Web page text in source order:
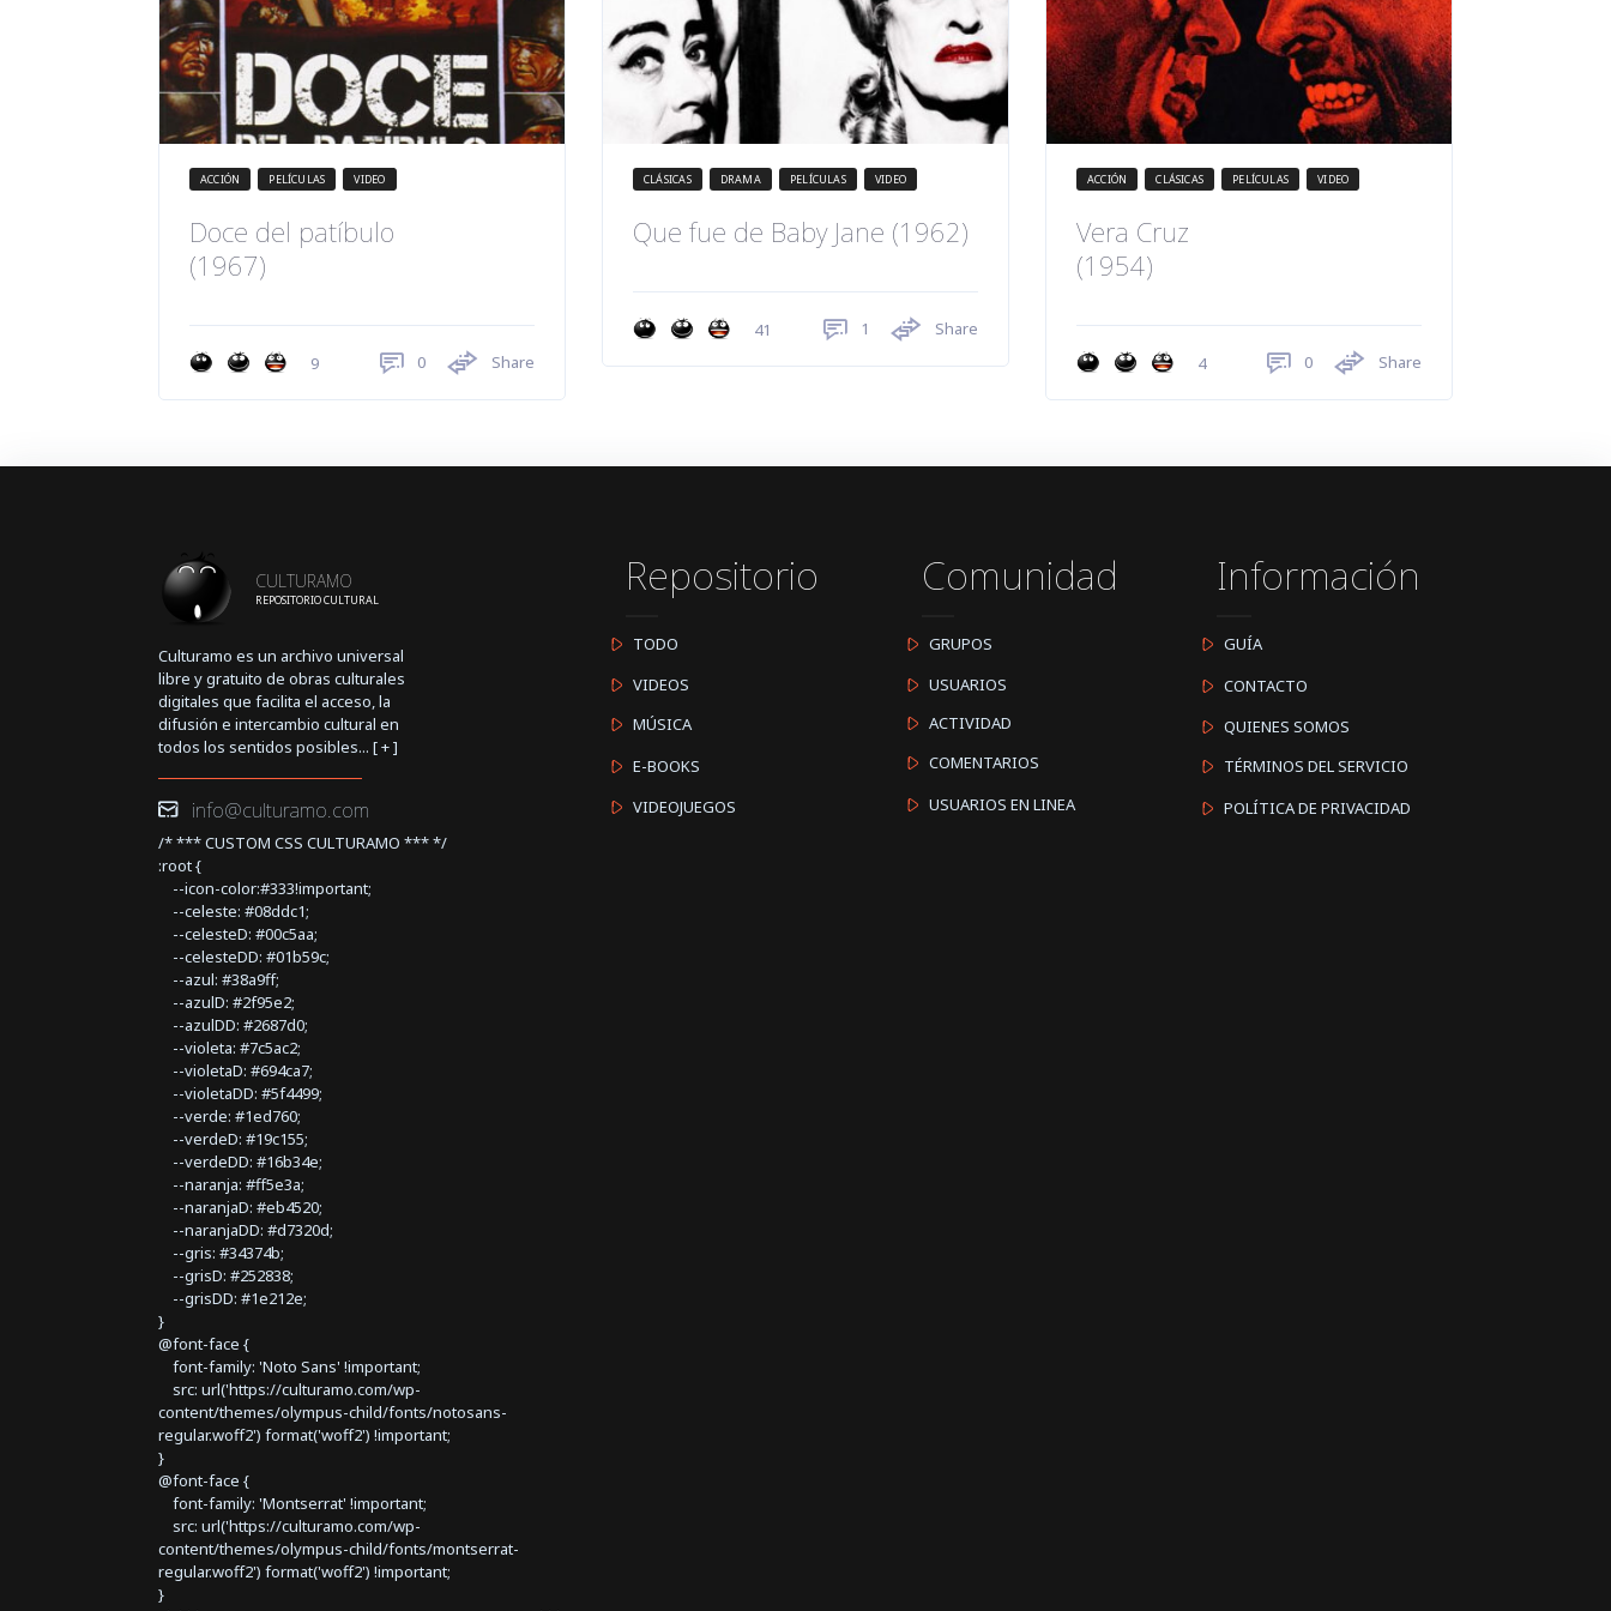
ACCIÓN PELÍCULAS VIDEO
Doce del patíbulo
(1967)
9 0 Share
CLÁSICAS DRAMA PELÍCULAS VIDEO
Que fue de Baby Jane (1962)
41 1 Share
ACCIÓN CLÁSICAS PELÍCULAS VIDEO
Vera Cruz
(1954)
4 0 Share
CULTURAMO
REPOSITORIO CULTURAL
Culturamo es un archivo universal
libre y gratuito de obras culturales
digitales que facilita el acceso, la
difusión e intercambio cultural en
todos los sentidos posibles... [+]
info@culturamo.com
/* *** CUSTOM CSS CULTURAMO *** */
:root {
--icon-color:#333!important;
--celeste: #08ddc1;
--celesteD: #00c5aa;
--celesteDD: #01b59c;
--azul: #38a9ff;
--azulD: #2f95e2;
--azulDD: #2687d0;
--violeta: #7c5ac2;
--violetaD: #694ca7;
--violetaDD: #5f4499;
--verde: #1ed760;
--verdeD: #19c155;
--verdeDD: #16b34e;
--naranja: #ff5e3a;
--naranjaD: #eb4520;
--naranjaDD: #d7320d;
--gris: #34374b;
--grisD: #252838;
--grisDD: #1e212e;
}
@font-face {
font-family: 'Noto Sans' !important;
src: url('https://culturamo.com/wp-
content/themes/olympus-child/fonts/notosans-
regular.woff2') format('woff2') !important;
}
@font-face {
font-family: 'Montserrat' !important;
src: url('https://culturamo.com/wp-
content/themes/olympus-child/fonts/montserrat-
regular.woff2') format('woff2') !important;
}
Repositorio
TODO
VIDEOS
MÚSICA
E-BOOKS
VIDEOJUEGOS
Comunidad
GRUPOS
USUARIOS
ACTIVIDAD
COMENTARIOS
USUARIOS EN LINEA
Información
GUÍA
CONTACTO
QUIENES SOMOS
TÉRMINOS DEL SERVICIO
POLÍTICA DE PRIVACIDAD